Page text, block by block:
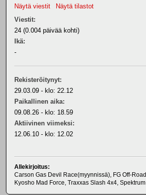
Näytä viestit
Näytä tilastot
Viestit:
24 (0.004 päivää kohti)
Ikä:
-
Rekisteröitynyt:
29.03.09 - klo: 22.12
Paikallinen aika:
09.08.26 - klo: 18.59
Aktiivinen viimeksi:
12.06.10 - klo: 12.02
Allekirjoitus:
Carson Gas Devil Race(myynnissä), FG Off-
Kyosho Mad Force, Traxxas Slash 4x4,